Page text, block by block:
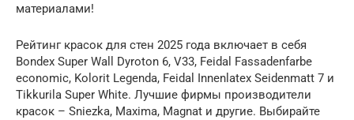
материалами!
Рейтинг красок для стен 2025 года включает в себя
Bondex Super Wall Dyroton 6, V33, Feidal Fassadenfarbе
economiс, Kolorit Legenda, Feidal Innenlatex Seidenmatt 7 и
Tikkurila Super White. Лучшие фирмы производители
красок – Sniezka, Maxima, Magnat и другие. Выбирайте